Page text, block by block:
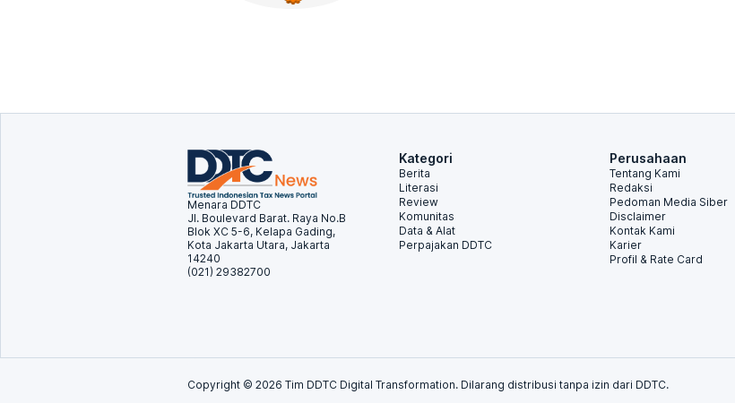
Menara DDTC
Jl. Boulevard Barat. Raya No.B
Blok XC 5-6, Kelapa Gading,
Kota Jakarta Utara, Jakarta
14240
(021) 29382700
Kategori
Berita
Literasi
Review
Komunitas
Data & Alat
Perpajakan DDTC
Perusahaan
Tentang Kami
Redaksi
Pedoman Media Siber
Disclaimer
Kontak Kami
Karier
Profil & Rate Card
Copyright © 2026 Tim DDTC Digital Transformation. Dilarang distribusi tanpa izin dari DDTC.